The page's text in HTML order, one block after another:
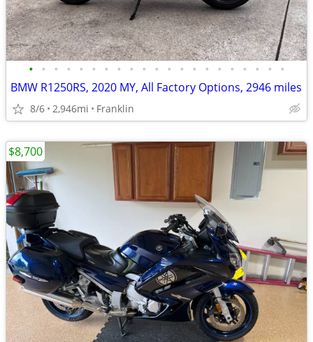
• • • • • • • • • • • • • • • • • • • • •
BMW R1250RS, 2020 MY, All Factory Options, 2946 miles
8/6 2,946mi Franklin
$8,700